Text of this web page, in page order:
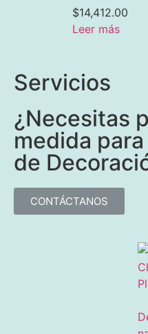
$14,412.00
Leer más
Servicios
¿Necesitas
medida
de
CONTÁCTANOS